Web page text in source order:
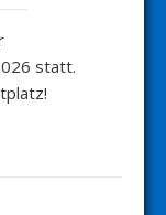
statt.